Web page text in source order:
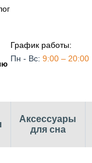
График работы:
Пн - Вс: 9:00 – 20:00
Аксессуары
для сна